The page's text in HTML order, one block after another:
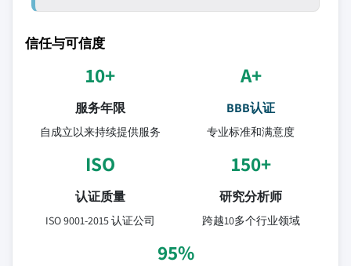
信任与可信度
10+
服务年限
自成立以来持续提供服务
A+
BBB认证
专业标准和满意度
ISO
认证质量
ISO 9001-2015 认证公司
150+
研究分析师
跨越10多个行业领域
95%